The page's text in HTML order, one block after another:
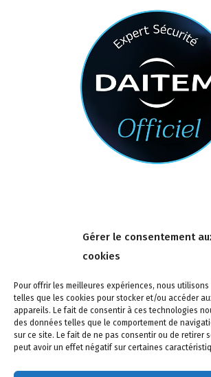
Gérer le consentement
cookies
Pour offrir les meilleures expériences, nous
telles que les cookies pour stocker et/ou accéder
appareils. Le fait de consentir à ces technologies
des données telles que le comportement de
sur ce site. Le fait de ne pas consentir ou de retirer
peut avoir un effet négatif sur certaines
4 rue de la Tour 85150 Les Achards